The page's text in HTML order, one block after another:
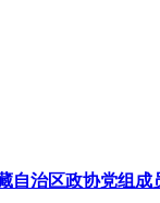
自治区政协党组成